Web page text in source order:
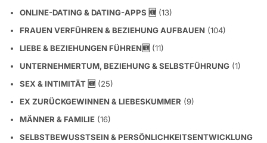
ONLINE-DATING & DATING-APPS 🆕 (13)
FRAUEN VERFÜHREN & BEZIEHUNG AUFBAUEN (104)
LIEBE & BEZIEHUNGEN FÜHREN🆕 (11)
UNTERNEHMERTUM, BEZIEHUNG & SELBSTFÜHRUNG (1)
SEX & INTIMITÄT 🆕 (25)
EX ZURÜCKGEWINNEN & LIEBESKUMMER (9)
MÄNNER & FAMILIE (16)
SELBSTBEWUSSTSEIN & PERSÖNLICHKEITSENTWICKLUNG